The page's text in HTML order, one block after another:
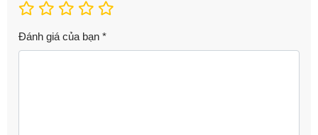
Đánh giá của bạn *